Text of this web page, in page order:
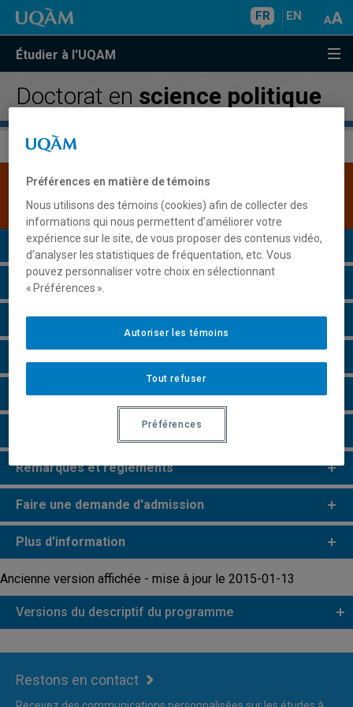
FR EN
Étudier à l'UQAM
Doctorat en science politique
Une version plus récente de ce programme est
disponible.Cliquez ici pour la consulter.
Présentation du programme
Conditions d'admission
Cours à suivre et horaires
Perspectives professionnelles
Champs de recherche
Remarques et règlements
Faire une demande d'admission
Plus d'information
Ancienne version affichée - mise à jour le 2015-01-13
Versions du descriptif du programme
Restons en contact
Préférences en matière de témoins
Nous utilisons des témoins (cookies) afin de collecter des
informations qui nous permettent d’améliorer votre
expérience sur le site, de vous proposer des contenus vidéo,
d’analyser les statistiques de fréquentation, etc. Vous
pouvez personnaliser votre choix en sélectionnant
« Préférences ».
Tout refuser
Autoriser les témoins
Préférences